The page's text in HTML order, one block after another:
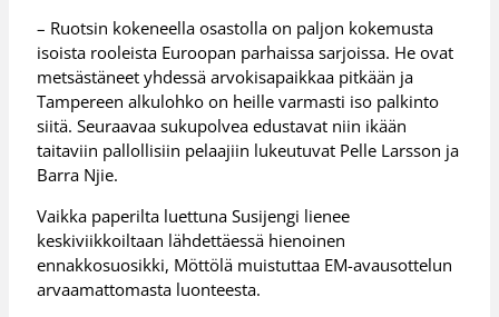
– Ruotsin kokeneella osastolla on paljon kokemusta
isoista rooleista Euroopan parhaissa sarjoissa. He ovat
metsästäneet yhdessä arvokisapaikkaa pitkään ja
Tampereen alkulohko on heille varmasti iso palkinto
siitä. Seuraavaa sukupolvea edustavat niin ikään
taitaviin pallollisiin pelaajiin lukeutuvat Pelle Larsson ja
Barra Njie.
Vaikka paperilta luettuna Susijengi lienee
keskiviikkoiltaan lähdettäessä hienoinen
ennakkosuosikki, Möttölä muistuttaa EM-avausottelun
arvaamattomasta luonteesta.